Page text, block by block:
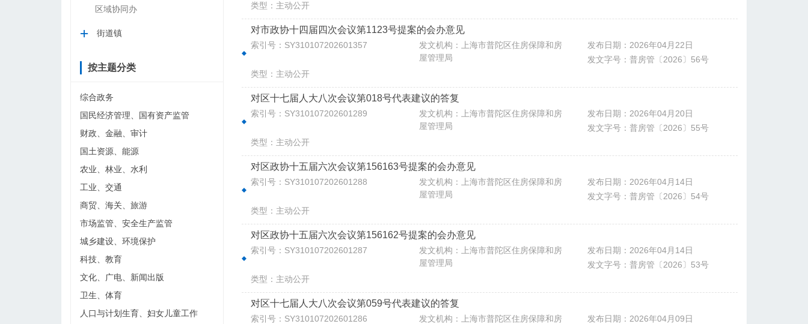
区域协同办
街道镇
按主题分类
综合政务
国民经济管理、国有资产监管
财政、金融、审计
国土资源、能源
农业、林业、水利
工业、交通
商贸、海关、旅游
市场监管、安全生产监管
城乡建设、环境保护
科技、教育
文化、广电、新闻出版
卫生、体育
人口与计划生育、妇女儿童工作
类型：主动公开
对市政协十四届四次会议第1123号提案的会办意见
索引号：SY310107202601357
发文机构：上海市普陀区住房保障和房
屋管理局
发布日期：2026年04月22日
发文字号：普房管〔2026〕56号
类型：主动公开
对区十七届人大八次会议第018号代表建议的答复
索引号：SY310107202601289
发文机构：上海市普陀区住房保障和房
屋管理局
发布日期：2026年04月20日
发文字号：普房管〔2026〕55号
类型：主动公开
对区政协十五届六次会议第156163号提案的会办意见
索引号：SY310107202601288
发文机构：上海市普陀区住房保障和房
屋管理局
发布日期：2026年04月14日
发文字号：普房管〔2026〕54号
类型：主动公开
对区政协十五届六次会议第156162号提案的会办意见
索引号：SY310107202601287
发文机构：上海市普陀区住房保障和房
屋管理局
发布日期：2026年04月14日
发文字号：普房管〔2026〕53号
类型：主动公开
对区十七届人大八次会议第059号代表建议的答复
索引号：SY310107202601286
发文机构：上海市普陀区住房保障和房
发布日期：2026年04月09日